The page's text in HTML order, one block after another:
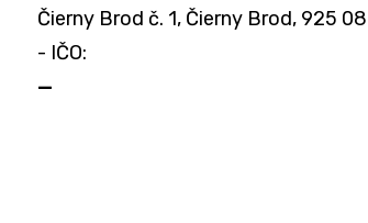
Čierny Brod č. 1, Čierny Brod, 925 08
- IČO:
—